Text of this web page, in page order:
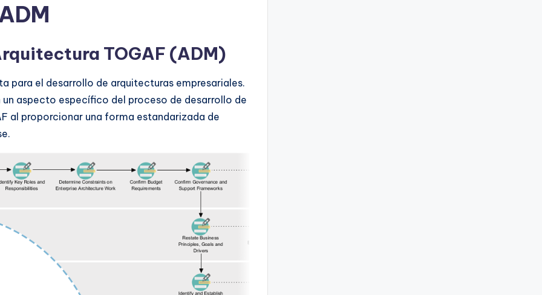
TOGAF (ADM)
para el desarrollo de arquitecturas empresariales.
aspecto específico del proceso de desarrollo de
al proporcionar una forma estandarizada de